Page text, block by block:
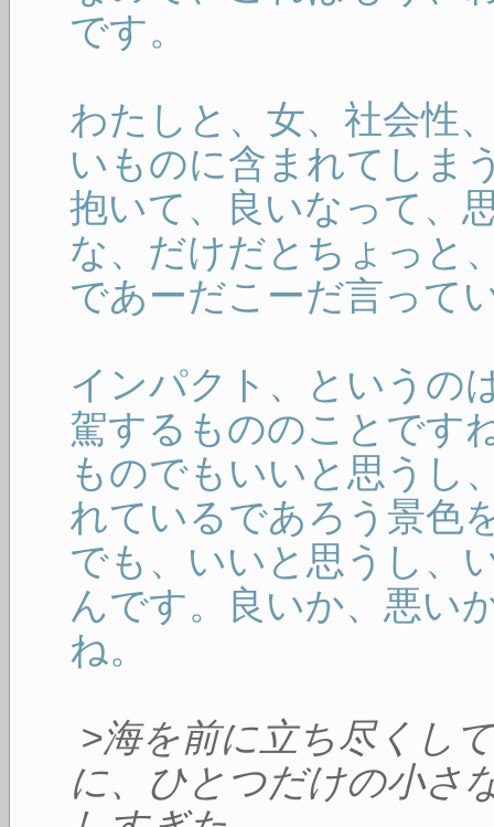
です。
わたしと、女、社会性
いものに含まれてしま
抱いて、良いなって、
な、だけだとちょっと
であーだこーだ言って
インパクト、というの
駕するもののことです
ものでもいいと思うし
れているであろう景色
でも、いいと思うし、
んです。良いか、悪い
ね。
>海を前に立ち尽くし
に、ひとつだけの小さ